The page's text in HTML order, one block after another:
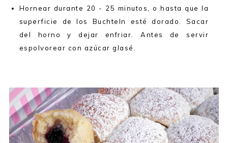
Hornear durante 20 - 25 minutos, o hasta que la
superficie de los Buchteln esté dorado. Sacar
del horno y dejar enfriar. Antes de servir
espolvorear con azúcar glasé.